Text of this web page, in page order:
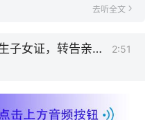
去听全文
陕西将停止新办独生子女证，转告亲朋！另附陕西独生子女奖励标准.mp3
2:51